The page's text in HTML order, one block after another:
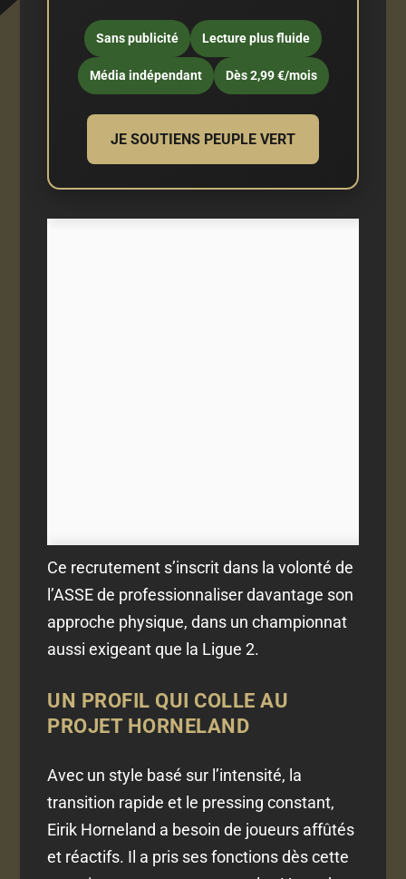
Sans publicité Lecture plus fluide
Média indépendant Dès 2,99 €/mois
JE SOUTIENS PEUPLE VERT
Ce recrutement s’inscrit dans la volonté de
l’ASSE de professionnaliser davantage son
approche physique, dans un championnat
aussi exigeant que la Ligue 2.
UN PROFIL QUI COLLE AU
PROJET HORNELAND
Avec un style basé sur l’intensité, la
transition rapide et le pressing constant,
Eirik Horneland a besoin de joueurs affûtés
et réactifs. Il a pris ses fonctions dès cette